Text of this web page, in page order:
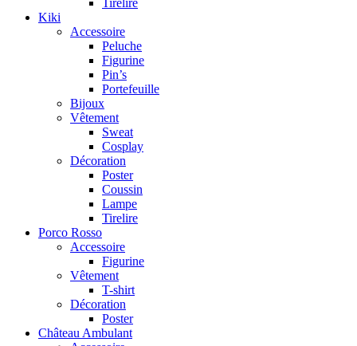
Tirelire
Kiki
Accessoire
Peluche
Figurine
Pin’s
Portefeuille
Bijoux
Vêtement
Sweat
Cosplay
Décoration
Poster
Coussin
Lampe
Tirelire
Porco Rosso
Accessoire
Figurine
Vêtement
T-shirt
Décoration
Poster
Château Ambulant